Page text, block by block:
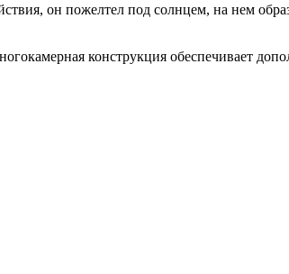
он пожелтел под солнцем, на нем
конструкция обеспечивает